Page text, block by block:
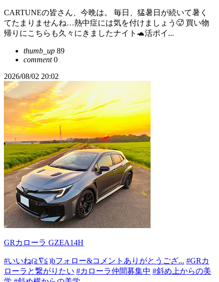
CARTUNEの皆さん、今晩は。 毎日、猛暑日が続いて暑く
てたまりませんね…熱中症には気を付けましょう🥵 買い物
帰りにこちらも久々にきましたナイト🐢活ポイ...
thumb_up 89
comment0
2026/08/02 20:02
GRカローラ GZEA14H
#いいね(≧∇≦)bフォロー&コメントありがとうござ... #GRカ
ローラと繋がりたい #カローラ仲間募集中 #斜め上からの美